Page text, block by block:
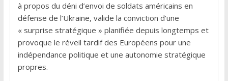
à propos du déni d’envoi de soldats américains en
défense de l’Ukraine, valide la conviction d’une
« surprise stratégique » planifiée depuis longtemps et
provoque le réveil tardif des Européens pour une
indépendance politique et une autonomie stratégique
propres.